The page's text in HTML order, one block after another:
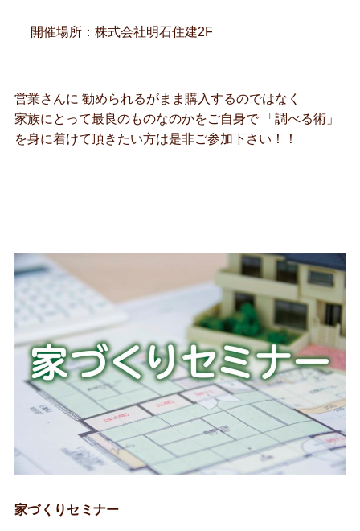
開催場所：株式会社明石住建2F
営業さんに 勧められるがまま購入するのではなく
家族にとって最良のものなのかをご自身で 「調べる術」
を身に着けて頂きたい方は是非ご参加下さい！！
家づくりセミナー